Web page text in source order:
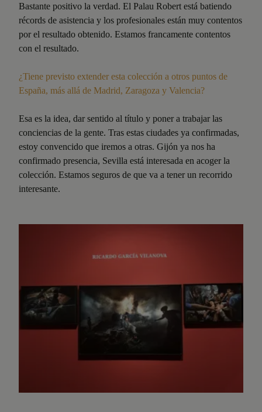
Bastante positivo la verdad. El Palau Robert está batiendo
récords de asistencia y los profesionales están muy contentos
por el resultado obtenido. Estamos francamente contentos
con el resultado.
¿Tiene previsto extender esta colección a otros puntos de
España, más allá de Madrid, Zaragoza y Valencia?
Esa es la idea, dar sentido al título y poner a trabajar las
conciencias de la gente. Tras estas ciudades ya confirmadas,
estoy convencido que iremos a otras. Gijón ya nos ha
confirmado presencia, Sevilla está interesada en acoger la
colección. Estamos seguros de que va a tener un recorrido
interesante.